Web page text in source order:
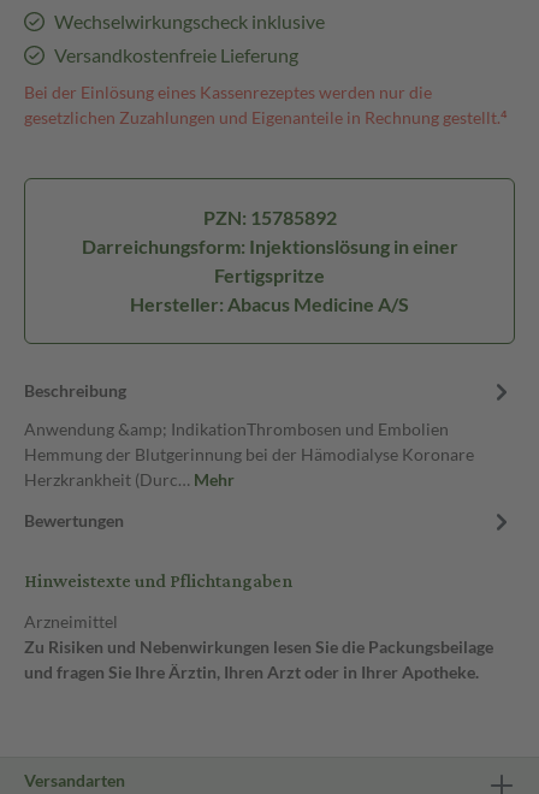
Wechselwirkungscheck inklusive
Versandkostenfreie Lieferung
Bei der Einlösung eines Kassenrezeptes werden nur die
gesetzlichen Zuzahlungen und Eigenanteile in Rechnung gestellt.⁴
PZN: 15785892
Darreichungsform: Injektionslösung in einer
Fertigspritze
Hersteller: Abacus Medicine A/S
Beschreibung
Anwendung &amp; IndikationThrombosen und Embolien
Hemmung der Blutgerinnung bei der Hämodialyse Koronare
Herzkrankheit (Durc… Mehr
Bewertungen
Hinweistexte und Pflichtangaben
Arzneimittel
Zu Risiken und Nebenwirkungen lesen Sie die Packungsbeilage
und fragen Sie Ihre Ärztin, Ihren Arzt oder in Ihrer Apotheke.
Versandarten